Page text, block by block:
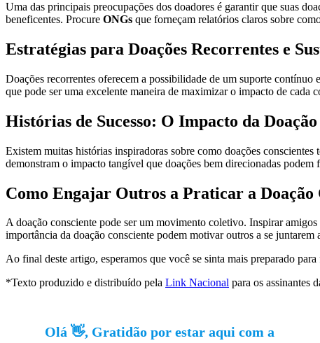
Uma das principais preocupações dos doadores é garantir que suas
beneficentes. Procure ONGs que forneçam relatórios claros sobre
Estratégias para Doações Recorrentes e
Doações recorrentes oferecem a possibilidade de um suporte
que pode ser uma excelente maneira de maximizar o impacto de cada
Histórias de Sucesso: O Impacto da
Existem muitas histórias inspiradoras sobre como doações
demonstram o impacto tangível que doações bem direcionadas podem
Como Engajar Outros a Praticar a Doação
A doação consciente pode ser um movimento coletivo. Inspirar
importância da doação consciente podem motivar outros a se juntarem
Ao final deste artigo, esperamos que você se sinta mais preparado para
*Texto produzido e distribuído pela Link Nacional para os assinantes
Olá 👋, Gratidão por estar aqui com a